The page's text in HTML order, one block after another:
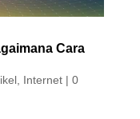
Cara
, Internet| 0